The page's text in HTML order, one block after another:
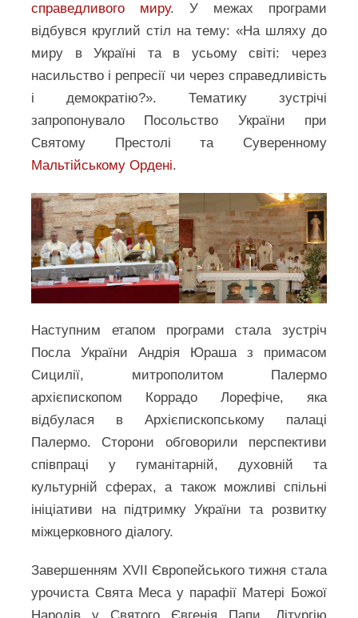
справедливого миру. У межах програми
відбувся круглий стіл на тему: «На шляху до
миру в Україні та в усьому світі: через
насильство і репресії чи через справедливість
і демократію?». Тематику зустрічі
запропонувало Посольство України при
Святому Престолі та Суверенному
Мальтійському Ордені.
Наступним етапом програми стала зустріч
Посла України Андрія Юраша з примасом
Сицилії, митрополитом Палермо
архієпископом Коррадо Лорефіче, яка
відбулася в Архієпископському палаці
Палермо. Сторони обговорили перспективи
співпраці у гуманітарній, духовній та
культурній сферах, а також можливі спільні
ініціативи на підтримку України та розвитку
міжцерковного діалогу.
Завершенням XVII Європейського тижня стала
урочиста Свята Меса у парафії Матері Божої